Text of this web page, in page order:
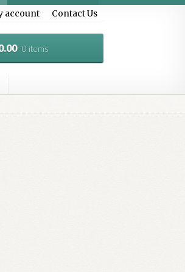
account Contact Us
0 items